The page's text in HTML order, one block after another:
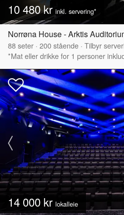
10 480 kr inkl. servering*
Norrøna House - Arktis
88seter · 200stående · Tilbyr
*Mat eller drikke for 1 personer
14 000 kr lokalleie